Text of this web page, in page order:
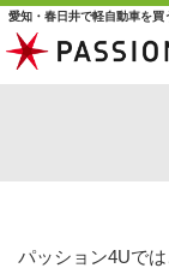
愛知・春日井で軽自動車を
パッション4Uで